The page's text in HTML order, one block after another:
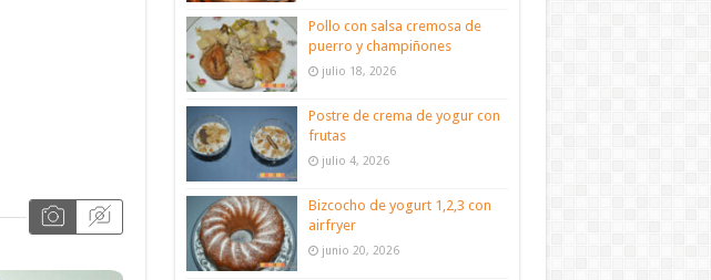
Pollo con salsa cremosa de
puerro y champiñones
julio 18, 2026
Postre de crema de yogur con
frutas
julio 4, 2026
Bizcocho de yogurt 1,2,3 con
airfryer
junio 20, 2026